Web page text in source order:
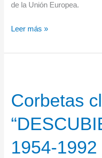
de la Unión Europea.
El
de
“Furor”
se
adiestra
unidades
Leer más »
Corbetas
1954-1992